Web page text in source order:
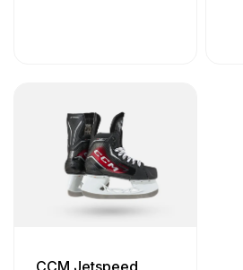
CCM Jetspeed